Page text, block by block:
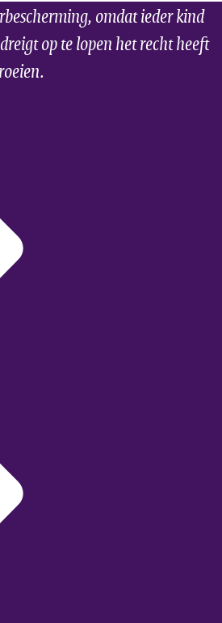
omdat ieder kind
op te lopen het recht heeft